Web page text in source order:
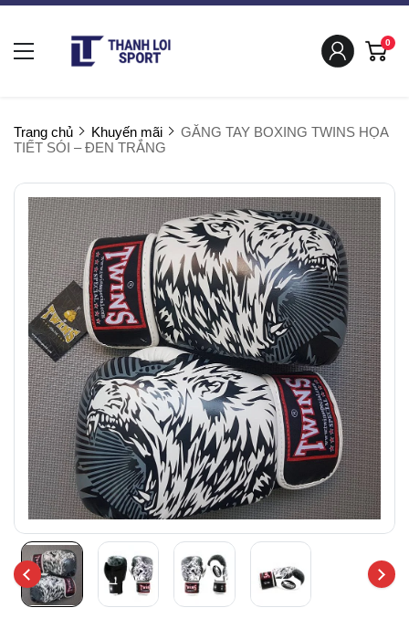
0
Trang chủ Khuyến mãi
GĂNG TAY BOXING TWINS HỌA
TIẾT SÓI – ĐEN TRẮNG